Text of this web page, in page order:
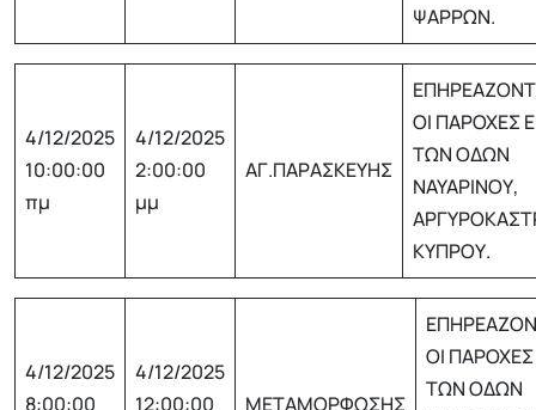
ΨΑΡΡΩΝ.
4/12/2025
10:00:00
πμ
4/12/2025
2:00:00
μμ
ΑΓ.ΠΑΡΑΣΚΕΥΗΣ
ΟΙ ΠΑΡΟΧΕΣ
ΤΩΝ ΟΔΩΝ
ΝΑΥΑΡΙΝΟΥ,
ΚΥΠΡΟΥ.
4/12/2025
8:00:00
4/12/2025
12:00:00
ΜΕΤΑΜΟΡΦΩΣΗΣ
ΟΙ ΠΑΡΟΧΕΣ
ΤΩΝ ΟΔΩΝ